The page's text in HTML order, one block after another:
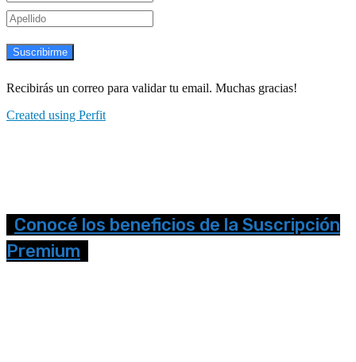
Suscribirme
Recibirás un correo para validar tu email. Muchas gracias!
Created using Perfit
Conocé los beneficios de la Suscripción
Premium